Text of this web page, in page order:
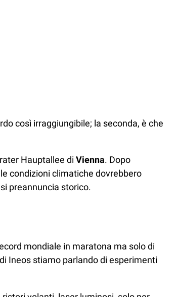
così irraggiungibile; la seconda, è che
Hauptallee di Vienna. Dopo
condizioni climatiche dovrebbero
preannuncia storico.
mondiale in maratona ma solo di
Ineos stiamo parlando di esperimenti